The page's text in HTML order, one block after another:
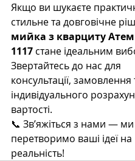
Якщо ви шукаєте
стильне та довговічне
мийка з кварциту Атем
1117 стане ідеальним
Звертайтесь до нас для
консультації, замовлення
індивідуального
вартості.
📞 Зв’яжіться з нами — ми
перетворимо ваші ідеї на
реальність!